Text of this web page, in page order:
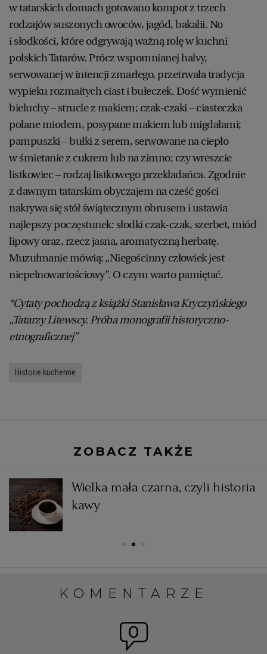
w tatarskich domach gotowano kompot z trzech
rodzajów suszonych owoców, jagód, bakalii. No
i słodkości, które odgrywają ważną rolę w kuchni
polskich Tatarów. Prócz wspomnianej halvy,
serwowanej w intencji zmarłego, przetrwała tradycja
wypieku rozmaitych ciast i bułeczek. Dość wymienić
bieluchy – strucle z makiem; czak-czaki – ciasteczka
polane miodem, posypane makiem lub migdałami;
pampuszki – bułki z serem, serwowane na ciepło
w śmietanie z cukrem lub na zimno; czy wreszcie
listkowiec – rodzaj listkowego przekładańca. Zgodnie
z dawnym tatarskim obyczajem na cześć gości
nakrywa się stół świątecznym obrusem i ustawia
najlepszy poczęstunek: słodki czak-czak, szerbet, miód
lipowy oraz, rzecz jasna, aromatyczną herbatę.
Muzułmanie mówią: „Niegościnny człowiek jest
niepełnowartościowy”. O czym warto pamiętać.
*Cytaty pochodzą z książki Stanisława Kryczyńskiego
„Tatarzy Litewscy. Próba monografii historyczno-
etnograficznej”
Historie kuchenne
ZOBACZ TAKŻE
Wielka mała czarna, czyli historia
kawy
KOMENTARZE
0